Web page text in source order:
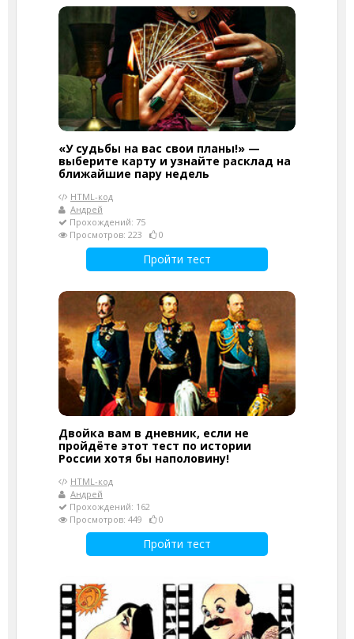
«У судьбы на вас свои планы!» —
выберите карту и узнайте расклад на
ближайшие пару недель
HTML-код
Андрей
Прохождений: 75
Просмотров: 223
0
Пройти тест
Двойка вам в дневник, если не
пройдёте этот тест по истории
России хотя бы наполовину!
HTML-код
Андрей
Прохождений: 162
Просмотров: 449
0
Пройти тест